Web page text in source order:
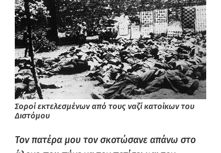
Σοροί εκτελεσμένων από τους ναζί κατοίκων του
Διστόμου
Τον πατέρα μου τον σκοτώσανε απάνω στο